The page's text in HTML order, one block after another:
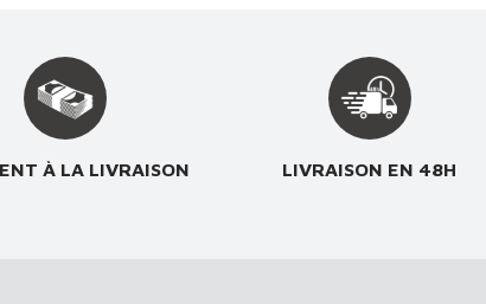
À LA LIVRAISON LIVRAISON EN 48H